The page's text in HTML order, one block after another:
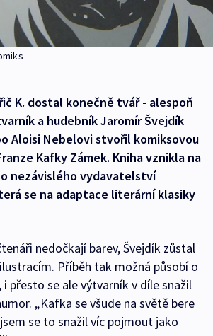
K. dostal konečně tvář - alespoň
a hudebník Jaromír Švejdík
Aloisi Nebelovi stvořil komiksovou
Kafky Zámek. Kniha vznikla na
nezávislého vydavatelství
se na adaptace literární klasiky
nedočkají barev, Švejdík zůstal
Příběh tak možná působí o
i přesto se ale výtvarník v díle snažil
„Kafka se všude na světě bere
se to snažil víc pojmout jako